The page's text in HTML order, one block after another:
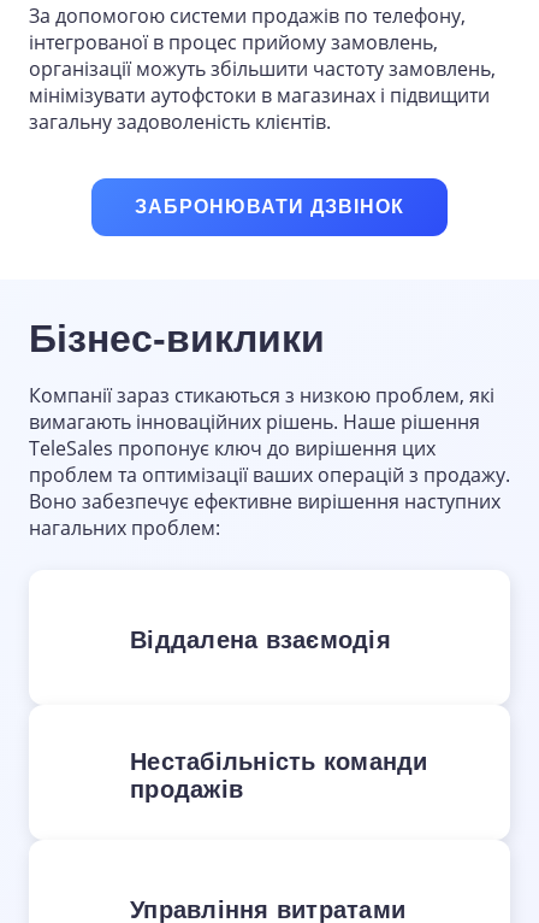
За допомогою системи продажів по телефону,
інтегрованої в процес прийому замовлень,
організації можуть збільшити частоту замовлень,
мінімізувати аутофстоки в магазинах і підвищити
загальну задоволеність клієнтів.
ЗАБРОНЮВАТИ ДЗВІНОК
Бізнес-виклики
Компанії зараз стикаються з низкою проблем, які
вимагають інноваційних рішень. Наше рішення
TeleSales пропонує ключ до вирішення цих
проблем та оптимізації ваших операцій з продажу.
Воно забезпечує ефективне вирішення наступних
нагальних проблем:
Віддалена взаємодія
фізичного зв'язку з деякими клієнтами
вимагає значних інвестицій.
Нестабільність команди
продажів
Управління витратами